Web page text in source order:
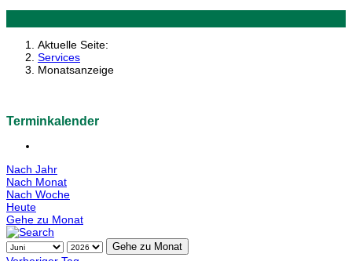
Aktuelle Seite:
Services
Monatsanzeige
Terminkalender
Nach Jahr
Nach Monat
Nach Woche
Heute
Gehe zu Monat
Gehe zu Monat